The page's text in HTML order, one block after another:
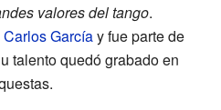
valores del tango.
Carlos Garcíay fue parte de
talento quedó grabado en